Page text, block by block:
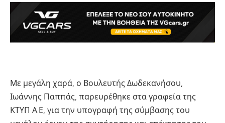
Με μεγάλη χαρά, ο Βουλευτής Δωδεκανήσου,
Ιωάννης Παππάς, παρευρέθηκε στα γραφεία της
ΚΤΥΠ Α.Ε, για την υπογραφή της σύμβασης του